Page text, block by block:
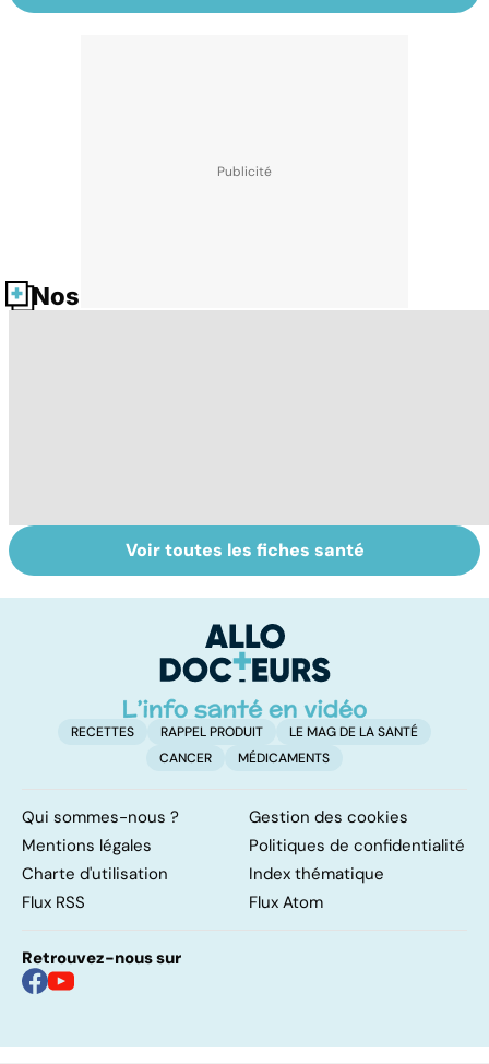
Nos fiches santé
Tout savoir sur
les infections
Inflammation des
amygdales : que
d'angine ?
Voir toutes les fiches santé
RECETTES RAPPEL PRODUIT
LE MAG DE LA SANTÉ
CANCER
MÉDICAMENTS
Qui sommes-nous ?
Gestion des cookies
Mentions légales
Politiques de confidentialité
Charte d'utilisation
Index thématique
Flux RSS
Flux Atom
Retrouvez-nous sur